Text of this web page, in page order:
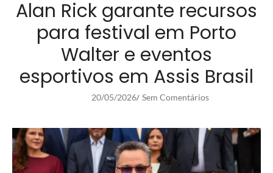
Alan Rick garante recursos
para festival em Porto
Walter e eventos
esportivos em Assis Brasil
20/05/2026/ Sem Comentários